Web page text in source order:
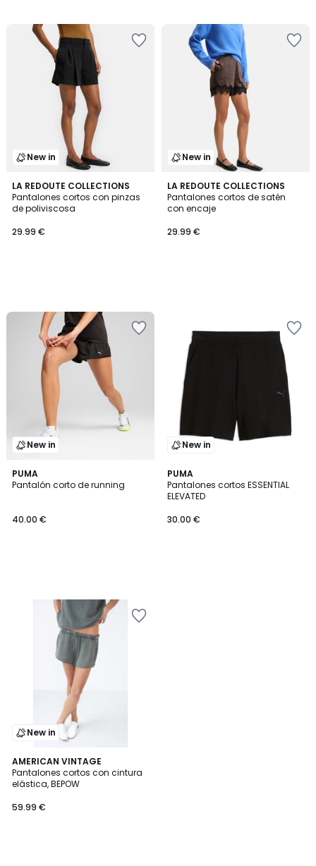
New in
LA REDOUTE COLLECTIONS
Pantalones cortos con pinzas
de poliviscosa
29.99 €
New in
LA REDOUTE COLLECTIONS
Pantalones cortos de satén
con encaje
29.99 €
New in
PUMA
Pantalón corto de running
40.00 €
New in
PUMA
Pantalones cortos ESSENTIAL
ELEVATED
30.00 €
New in
AMERICAN VINTAGE
Pantalones cortos con cintura
elástica, BEPOW
59.99 €